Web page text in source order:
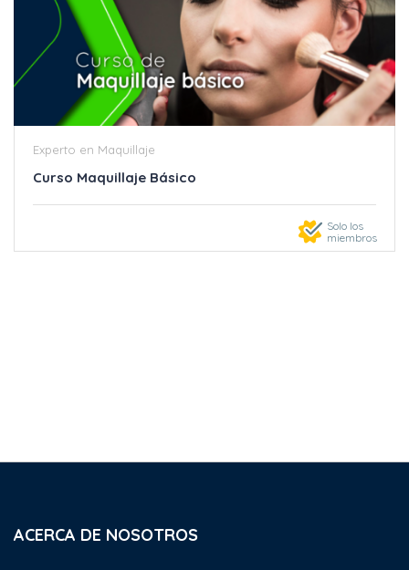
Experto en Maquillaje
Curso Maquillaje Básico
Solo los
miembros
ACERCA DE NOSOTROS